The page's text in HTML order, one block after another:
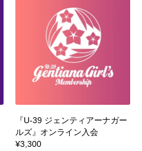
『U-39 ジェンティアーナガー
ルズ』オンライン入会
¥3,300